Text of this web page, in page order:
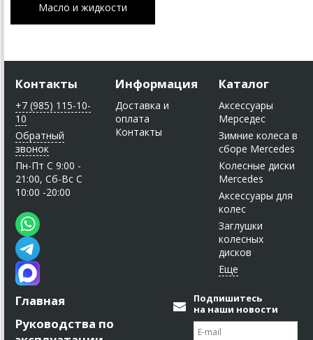
Масло и жидкости
Контакты
+7 (985) 115-10-
10
Обратный
звонок
Пн-Пт C 9:00 -
21:00, Сб-Вс С
10:00 -20:00
Информация
Доставка и
оплата
Контакты
Каталог
Аксессуары
Мерседес
Зимние колеса в
сборе Mercedes
Колесные диски
Mercedes
Аксессуары для
колес
Заглушки
колесных
дисков
Главная
Руководства по
Подпишитесь
на наши новости